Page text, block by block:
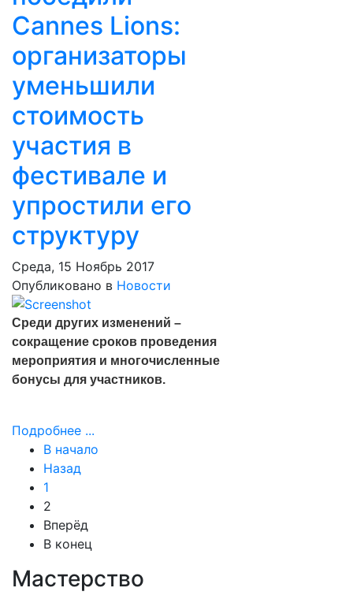
Cannes Lions:
организаторы
уменьшили
стоимость
участия в
фестивале и
упростили его
структуру
Среда, 15 Ноябрь 2017
Опубликовано в Новости
Среди других изменений –
сокращение сроков проведения
мероприятия и многочисленные
бонусы для участников.
Подробнее ...
В начало
Назад
1
2
Вперёд
В конец
Мастерство